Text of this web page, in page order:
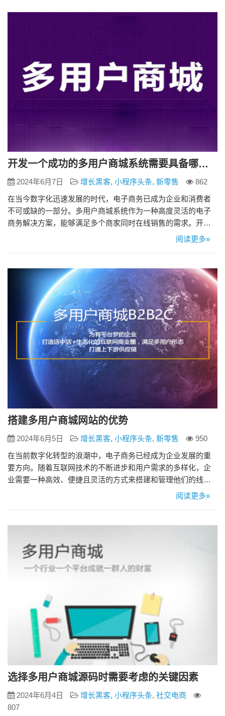
注册方式（如邮箱注册、手机号码注册、第三方平台登录
等），用户可以选择最便…
开发一个成功的多用户商城系统需要具备哪些要素
2024年6月7日 增长黑客, 小程序头条, 新零售
862
在当今数字化迅速发展的时代，电子商务已成为企业和消费者
不可或缺的一部分。多用户商城系统作为一种高度灵活的电子
商务解决方案，能够满足多个商家同时在线销售的需求。开发
一个成功的多用户商城系统需要具备多方面的要素，本文将分
用户的留存率。界面设计应包括以下几个方面： 1、简洁清晰的
导航：帮助用户…
阅读更多»
搭建多用户商城网站的优势
2024年6月5日 增长黑客, 小程序头条, 新零售
950
在当前数字化转型的浪潮中，电子商务已经成为企业发展的重
要方向。随着互联网技术的不断进步和用户需求的多样化，企
业需要一种高效、便捷且灵活的方式来搭建和管理他们的线上
商城。多用户商城源码应运而生，成为企业构建电子商务平台
城源码，企业无需从零开始开发一个电商平台，只需在现有源
阅读更多»
选择多用户商城源码时需要考虑的关键因素
2024年6月4日 增长黑客, 小程序头条, 社交电商
807